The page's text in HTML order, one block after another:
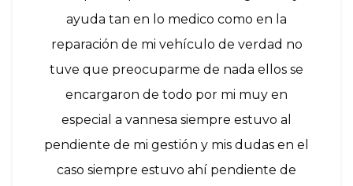
ayuda tan en lo medico como en la
reparación de mi vehículo de verdad no
tuve que preocuparme de nada ellos se
encargaron de todo por mi muy en
especial a vannesa siempre estuvo al
pendiente de mi gestión y mis dudas en el
caso siempre estuvo ahí pendiente de